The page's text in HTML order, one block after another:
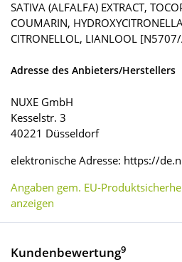
SATIVA (ALFALFA) EXTRACT,
COUMARIN,
CITRONELLOL, LIANLOOL
Adresse des Anbieters/Herstellers
NUXE GmbH
Kesselstr. 3
40221 Düsseldorf
elektronische Adresse: https://
Angaben gem. EU-
anzeigen
Kundenbewertung9